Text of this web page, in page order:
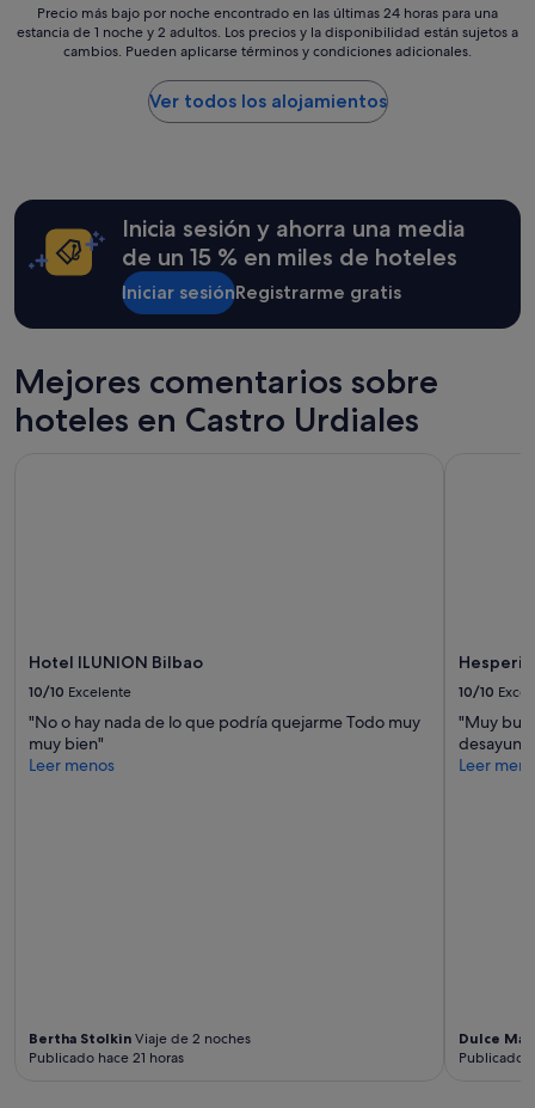
/
g
d
n
Precio
más
24 horas
estancia
1 noche
Los
precios
y
condiciones
adicionales.
Precio más bajo por noche encontrado en las últimas 24 horas para una
estancia de 1 noche y 2 adultos. Los precios y la disponibilidad están sujetos a
cambios. Pueden aplicarse términos y condiciones adicionales.
Ver todos los alojamientos
Inicia sesión y ahorra una media
de un 15 % en miles de hoteles
Iniciar sesiónRegistrarme gratis
Mejores comentarios sobre
hoteles en Castro Urdiales
Hotel ILUNION Bilbao
10/10 Excelente
"No o hay nada de lo que podría quejarme Todo muy
muy bien"
Leer menos
Bertha Stolkin Viaje de 2 noches
Publicado hace 21 horas
10/10
"Muy
Leer
Dulce
Publicado